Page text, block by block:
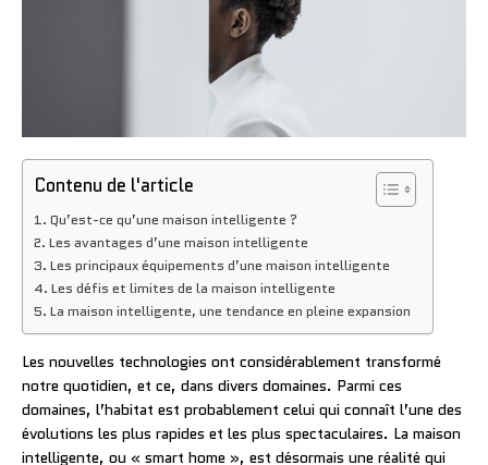
Contenu de l'article
Qu’est-ce qu’une maison intelligente ?
Les avantages d’une maison intelligente
Les principaux équipements d’une maison intelligente
Les défis et limites de la maison intelligente
La maison intelligente, une tendance en pleine expansion
Les nouvelles technologies ont considérablement transformé
notre quotidien, et ce, dans divers domaines. Parmi ces
domaines, l’habitat est probablement celui qui connaît l’une des
évolutions les plus rapides et les plus spectaculaires. La maison
intelligente, ou « smart home », est désormais une réalité qui